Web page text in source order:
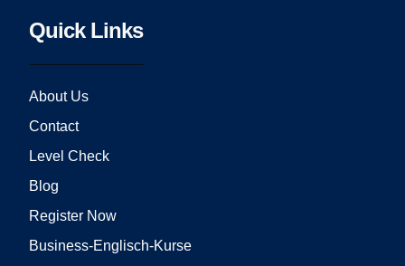
Quick Links
About Us
Contact
Level Check
Blog
Register Now
Business-Englisch-Kurse